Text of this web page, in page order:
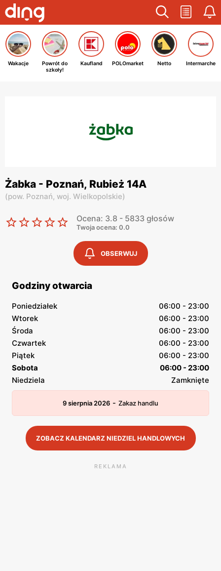
Wakacje
Powrót do
szkoły!
Kaufland POLOmarket Netto Intermarche
Żabka - Poznań, Rubież 14A
(pow. Poznań, woj. Wielkopolskie)
Ocena: 3.8 - 5833 głosów
Twoja ocena: 0.0
OBSERWUJ
Godziny otwarcia
Poniedziałek
06:00 - 23:00
Wtorek
06:00 - 23:00
Środa
06:00 - 23:00
Czwartek
06:00 - 23:00
Piątek
06:00 - 23:00
Sobota
06:00 - 23:00
Niedziela
Zamknięte
9 sierpnia 2026 - Zakaz handlu
ZOBACZ KALENDARZ NIEDZIEL HANDLOWYCH
REKLAMA